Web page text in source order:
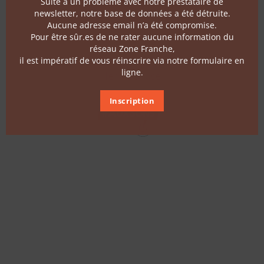
Follow us
Contact
Terms of use
newsletter, notre base de données a été détruite.
Aucune adresse email n’a été compromise.
Pour être sûr.es de ne rater aucune information du
réseau Zone Franche,
il est impératif de vous réinscrire via notre formulaire en
ligne.
Inscription